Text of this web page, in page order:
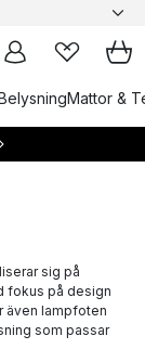
Mattor &
sig på
fokus på design
även lampfoten
som passar